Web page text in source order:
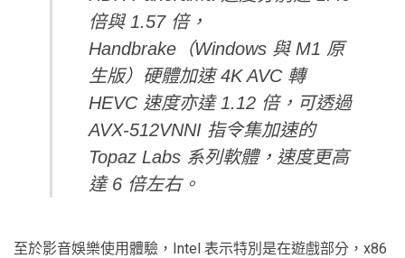
倍與 1.57 倍，
Handbrake（Windows 與 M1 原
生版）硬體加速 4K AVC 轉
HEVC 速度亦達 1.12 倍，可透過
AVX-512VNNI 指令集加速的
Topaz Labs 系列軟體，速度更高
達 6 倍左右。
至於影音娛樂使用體驗，Intel 表示特別是在遊戲部分，x86